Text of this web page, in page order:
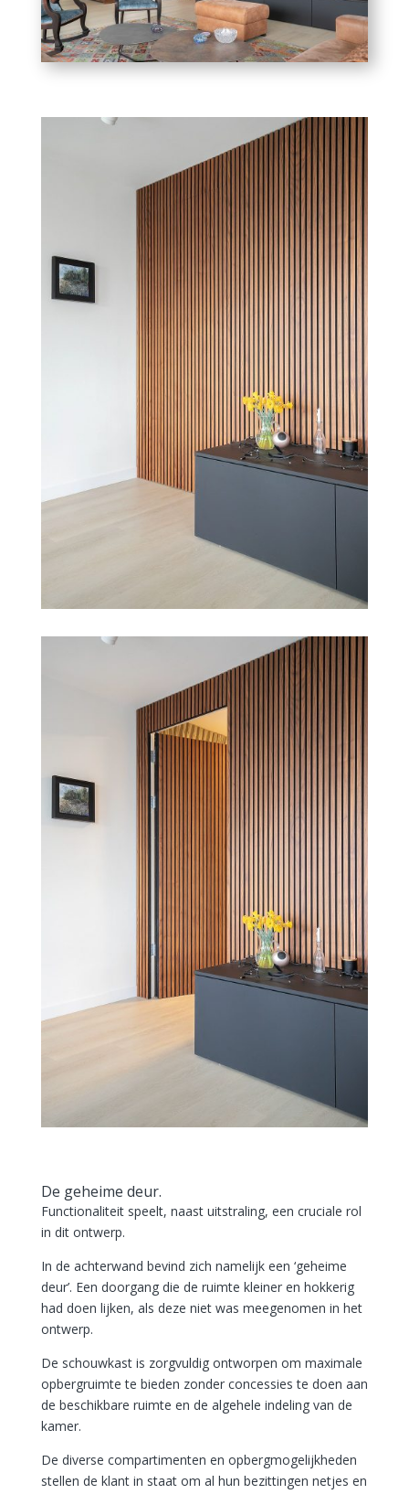
De geheime deur.
Functionaliteit speelt, naast uitstraling, een cruciale rol
in dit ontwerp.
In de achterwand bevind zich namelijk een ‘geheime
deur’. Een doorgang die de ruimte kleiner en hokkerig
had doen lijken, als deze niet was meegenomen in het
ontwerp.
De schouwkast is zorgvuldig ontworpen om maximale
opbergruimte te bieden zonder concessies te doen aan
de beschikbare ruimte en de algehele indeling van de
kamer.
De diverse compartimenten en opbergmogelijkheden
stellen de klant in staat om al hun bezittingen netjes en